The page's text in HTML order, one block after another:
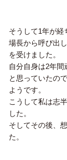
そうして1年が経
場長から呼び出
を受けました。
自分自身は2年間
と思っていたの
ようです。
こうして私は志
した。
そしてその後、
た。